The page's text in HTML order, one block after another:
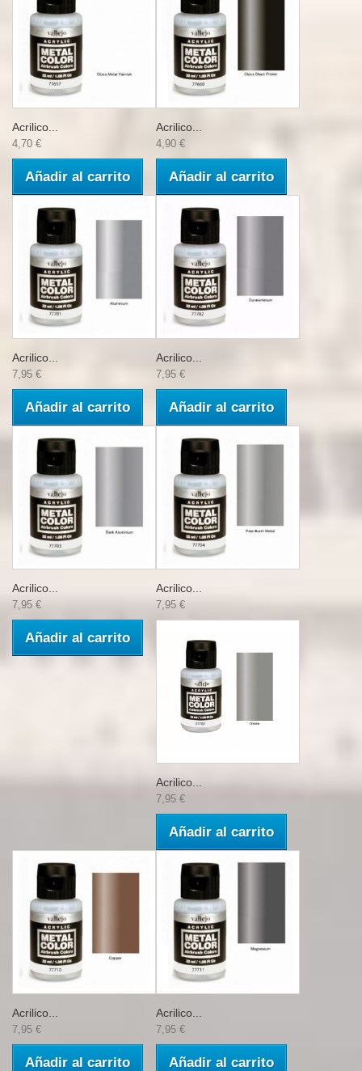
Acrilico...
4,70 €
Añadir al carrito
Acrilico...
4,90 €
Añadir al carrito
Acrilico...
7,95 €
Añadir al carrito
Acrilico...
7,95 €
Añadir al carrito
Acrilico...
7,95 €
Añadir al carrito
Acrilico...
7,95 €
Acrilico...
7,95 €
Añadir al carrito
Acrilico...
7,95 €
Añadir al carrito
Acrilico...
7,95 €
Añadir al carrito